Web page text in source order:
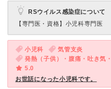
RSウイルス感染症について
【専門医・資格】 小児科専門医
小児科
気管支炎
5.0
お世話になった小児科です。